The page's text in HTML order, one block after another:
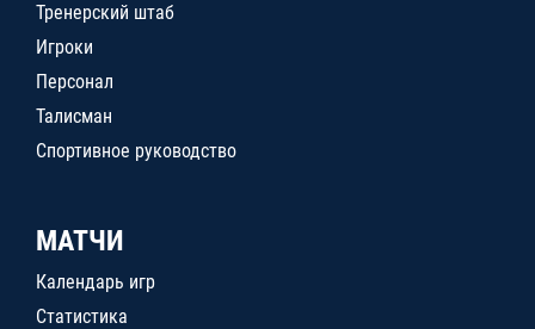
Тренерский штаб
Игроки
Персонал
Талисман
Спортивное руководство
МАТЧИ
Календарь игр
Статистика